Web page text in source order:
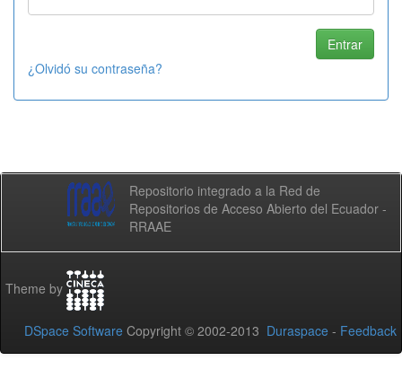
¿Olvidó su contraseña?
Repositorio integrado a la Red de
Repositorios de Acceso Abierto del Ecuador -
RRAAE
Theme by
DSpace Software Copyright © 2002-2013 Duraspace - Feedback